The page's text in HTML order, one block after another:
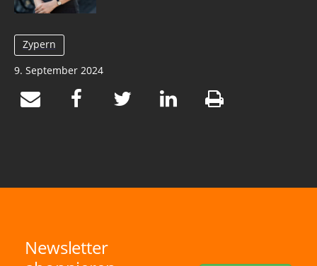
Zypern
9. September 2024
Newsletter